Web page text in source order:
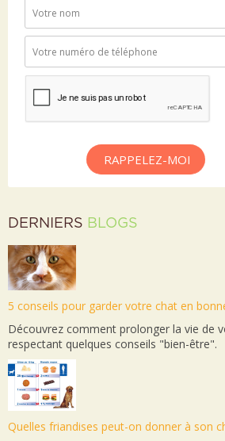
RAPPELEZ-MOI
DERNIERS BLOGS
5 conseils pour garder votre chat en
Découvrez comment prolonger la vie de
respectant quelques conseils "bien-être".
Quelles friandises peut-on donner à son